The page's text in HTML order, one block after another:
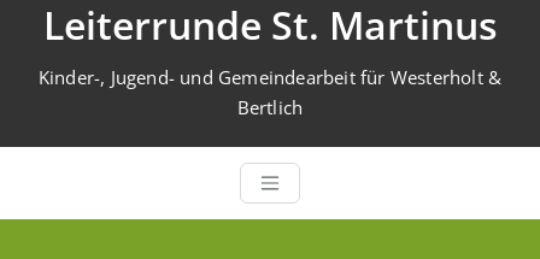
Inhalt
springen
Leiterrunde St. Martinus
Kinder-, Jugend- und Gemeindearbeit für Westerholt &
Bertlich